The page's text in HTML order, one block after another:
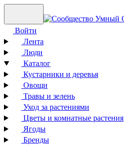
Войти
Лента
Люди
Каталог
Кустарники и деревья
Овощи
Травы и зелень
Уход за растениями
Цветы и комнатные растения
Ягоды
Бренды